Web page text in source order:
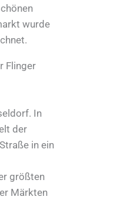
wurde
Flinger
In
der
in ein
größten
Märkten